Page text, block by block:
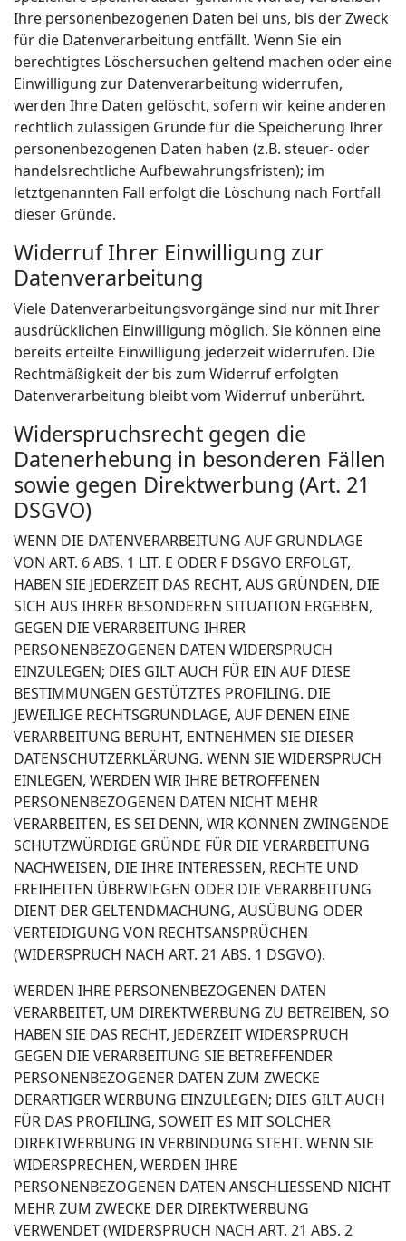
Ihre personenbezogenen Daten bei uns, bis der Zweck
für die Datenverarbeitung entfällt. Wenn Sie ein
berechtigtes Löschersuchen geltend machen oder eine
Einwilligung zur Datenverarbeitung widerrufen,
werden Ihre Daten gelöscht, sofern wir keine anderen
rechtlich zulässigen Gründe für die Speicherung Ihrer
personenbezogenen Daten haben (z.B. steuer- oder
handelsrechtliche Aufbewahrungsfristen); im
letztgenannten Fall erfolgt die Löschung nach Fortfall
dieser Gründe.
Widerruf Ihrer Einwilligung zur
Datenverarbeitung
Viele Datenverarbeitungsvorgänge sind nur mit Ihrer
ausdrücklichen Einwilligung möglich. Sie können eine
bereits erteilte Einwilligung jederzeit widerrufen. Die
Rechtmäßigkeit der bis zum Widerruf erfolgten
Datenverarbeitung bleibt vom Widerruf unberührt.
Widerspruchsrecht gegen die
Datenerhebung in besonderen Fällen
sowie gegen Direktwerbung (Art. 21
DSGVO)
WENN DIE DATENVERARBEITUNG AUF GRUNDLAGE
VON ART. 6 ABS. 1 LIT. E ODER F DSGVO ERFOLGT,
HABEN SIE JEDERZEIT DAS RECHT, AUS GRÜNDEN, DIE
SICH AUS IHRER BESONDEREN SITUATION ERGEBEN,
GEGEN DIE VERARBEITUNG IHRER
PERSONENBEZOGENEN DATEN WIDERSPRUCH
EINZULEGEN; DIES GILT AUCH FÜR EIN AUF DIESE
BESTIMMUNGEN GESTÜTZTES PROFILING. DIE
JEWEILIGE RECHTSGRUNDLAGE, AUF DENEN EINE
VERARBEITUNG BERUHT, ENTNEHMEN SIE DIESER
DATENSCHUTZERKLÄRUNG. WENN SIE WIDERSPRUCH
EINLEGEN, WERDEN WIR IHRE BETROFFENEN
PERSONENBEZOGENEN DATEN NICHT MEHR
VERARBEITEN, ES SEI DENN, WIR KÖNNEN ZWINGENDE
SCHUTZWÜRDIGE GRÜNDE FÜR DIE VERARBEITUNG
NACHWEISEN, DIE IHRE INTERESSEN, RECHTE UND
FREIHEITEN ÜBERWIEGEN ODER DIE VERARBEITUNG
DIENT DER GELTENDMACHUNG, AUSÜBUNG ODER
VERTEIDIGUNG VON RECHTSANSPRÜCHEN
(WIDERSPRUCH NACH ART. 21 ABS. 1 DSGVO).
WERDEN IHRE PERSONENBEZOGENEN DATEN
VERARBEITET, UM DIREKTWERBUNG ZU BETREIBEN, SO
HABEN SIE DAS RECHT, JEDERZEIT WIDERSPRUCH
GEGEN DIE VERARBEITUNG SIE BETREFFENDER
PERSONENBEZOGENER DATEN ZUM ZWECKE
DERARTIGER WERBUNG EINZULEGEN; DIES GILT AUCH
FÜR DAS PROFILING, SOWEIT ES MIT SOLCHER
DIREKTWERBUNG IN VERBINDUNG STEHT. WENN SIE
WIDERSPRECHEN, WERDEN IHRE
PERSONENBEZOGENEN DATEN ANSCHLIESSEND NICHT
MEHR ZUM ZWECKE DER DIREKTWERBUNG
VERWENDET (WIDERSPRUCH NACH ART. 21 ABS. 2